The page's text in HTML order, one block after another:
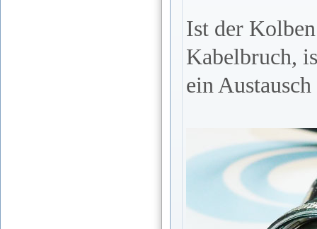
Ist der
Kabelbruch,
ein